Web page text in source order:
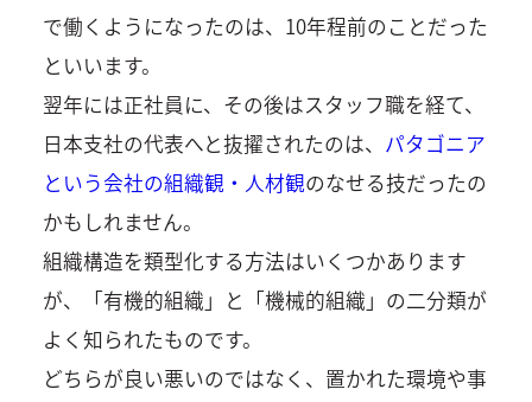
で働くようになったのは、10年程前のことだった
といいます。
翌年には正社員に、その後はスタッフ職を経て、
日本支社の代表へと抜擢されたのは、 パタゴニア
という会社の組織観・人材観のなせる技だったの
かもしれません。
組織構造を類型化する方法はいくつかあります
が、「有機的組織」と「機械的組織」の二分類が
よく知られたものです。
どちらが良い悪いのではなく、置かれた環境や事